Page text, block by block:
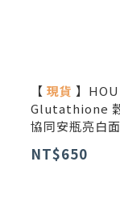
【 現貨 】
Glutathione
協同安瓶亮白
NT$650